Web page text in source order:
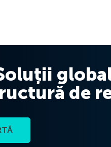
de